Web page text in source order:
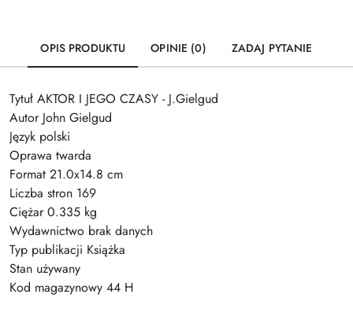
OPIS PRODUKTU OPINIE (0) ZADAJ PYTANIE
Tytuł AKTOR I JEGO CZASY - J.Gielgud
Autor John Gielgud
Język polski
Oprawa twarda
Format 21.0x14.8 cm
Liczba stron 169
Ciężar 0.335 kg
Wydawnictwo brak danych
Typ publikacji Książka
Stan używany
Kod magazynowy 44 H